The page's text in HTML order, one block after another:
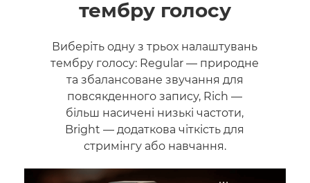
тембру голосу
Виберіть одну з трьох налаштувань
тембру голосу: Regular — природне
та збалансоване звучання для
повсякденного запису, Rich —
більш насичені низькі частоти,
Bright — додаткова чіткість для
стримінгу або навчання.